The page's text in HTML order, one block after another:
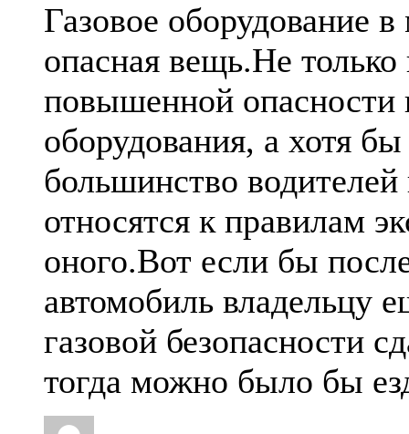
Газовое оборудование
опасная вещь.Не только
повышенной опасности
оборудования, а хотя бы
большинство водителей
относятся к правилам
оного.Вот если бы
автомобиль владельцу
газовой безопасности
тогда можно было бы